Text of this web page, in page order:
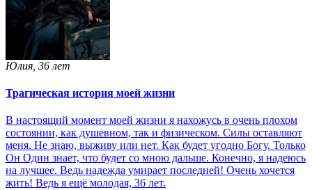
Юлия, 36 лет
Трагическая история моей жизни
В настоящий момент моей жизни я нахожусь в очень плохом
состоянии, как душевном, так и физическом. Силы оставляют
меня. Не знаю, выживу или нет. Как будет угодно Богу. Только
Он Один знает, что будет со мною дальше. Конечно, я надеюсь
на лучшее. Ведь надежда умирает последней! Очень хочется
жить! Ведь я ещё молодая, 36 лет.